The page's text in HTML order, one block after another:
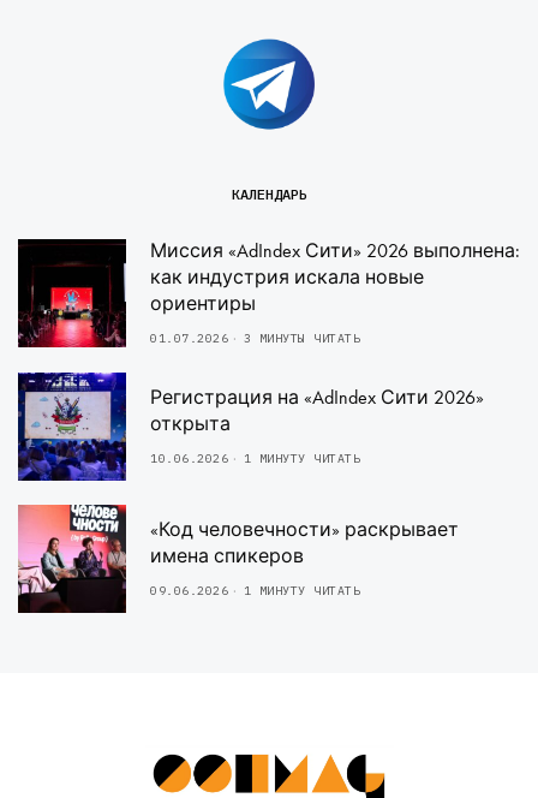
КАЛЕНДАРЬ
Миссия «AdIndex Сити» 2026 выполнена:
как индустрия искала новые
ориентиры
01.07.2026 3 МИНУТЫ ЧИТАТЬ
Регистрация на «AdIndex Сити 2026»
открыта
10.06.2026 1 МИНУТУ ЧИТАТЬ
«Код человечности» раскрывает
имена спикеров
09.06.2026 1 МИНУТУ ЧИТАТЬ